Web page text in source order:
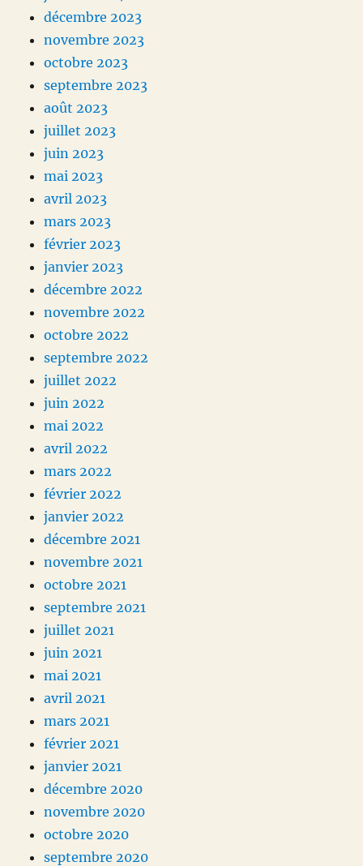
décembre 2023
novembre 2023
octobre 2023
septembre 2023
août 2023
juillet 2023
juin 2023
mai 2023
avril 2023
mars 2023
février 2023
janvier 2023
décembre 2022
novembre 2022
octobre 2022
septembre 2022
juillet 2022
juin 2022
mai 2022
avril 2022
mars 2022
février 2022
janvier 2022
décembre 2021
novembre 2021
octobre 2021
septembre 2021
juillet 2021
juin 2021
mai 2021
avril 2021
mars 2021
février 2021
janvier 2021
décembre 2020
novembre 2020
octobre 2020
septembre 2020